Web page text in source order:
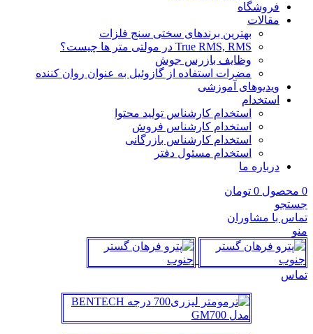
فروشگاه
مقالات
بهترین برندهای سختی سنج فلزات
True RMS, RMS در مولتی متر ها چیست؟
وظایف بازرس جوش
مضرات استفاده از گازوئیل به عنوان روان کننده
ویدیوهای آموزشی
استخدام
استخدام کارشناس تولید محتوا
استخدام کارشناس فروش
استخدام کارشناس بازرگانی
استخدام مسئول دفتر
درباره ما
0 محصول 0 تومان
جستجو
تماس با مشاوران
منو
تماس